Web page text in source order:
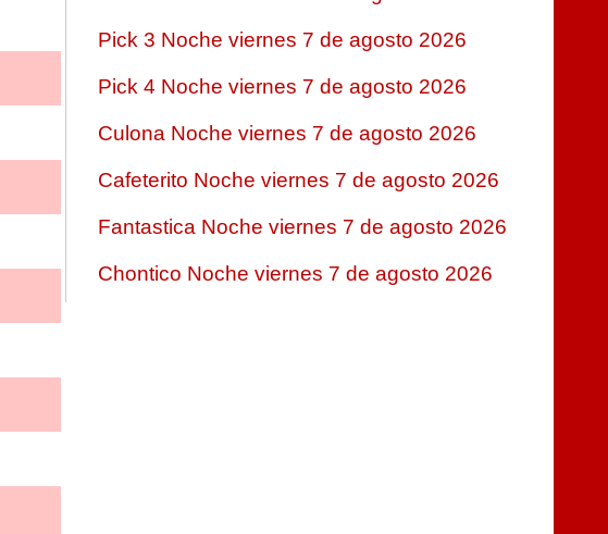
Pick 3 Noche viernes 7 de agosto 2026
Pick 4 Noche viernes 7 de agosto 2026
Culona Noche viernes 7 de agosto 2026
Cafeterito Noche viernes 7 de agosto 2026
Fantastica Noche viernes 7 de agosto 2026
Chontico Noche viernes 7 de agosto 2026